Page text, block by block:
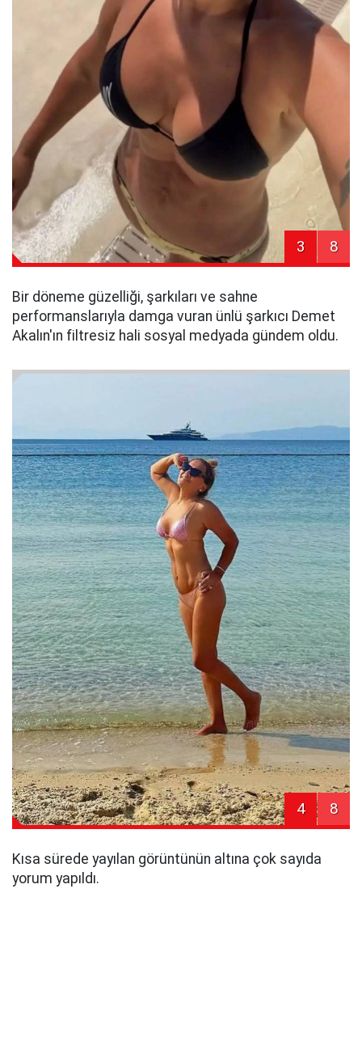
3 8
Bir döneme güzelliği, şarkıları ve sahne
performanslarıyla damga vuran ünlü şarkıcı Demet
Akalın'ın filtresiz hali sosyal medyada gündem oldu.
4 8
Kısa sürede yayılan görüntünün altına çok sayıda
yorum yapıldı.